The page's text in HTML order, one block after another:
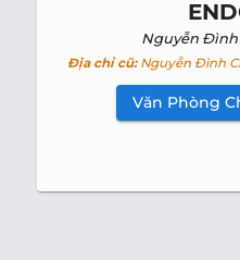
Nguyễn Đình
Địa chỉ cũ:Nguyễn Đình
Văn Phòng